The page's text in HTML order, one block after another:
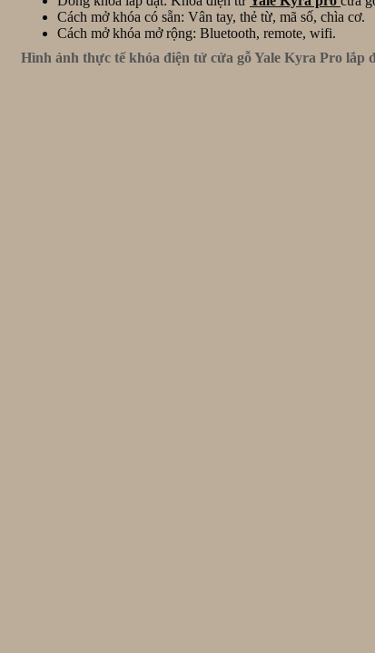
Cách mở khóa có sẵn: Vân tay, thẻ từ, mã số, chìa cơ.
Cách mở khóa mở rộng: Bluetooth, remote, wifi.
Hình ảnh thực tế khóa điện tử cửa gỗ Yale Kyra Pro lắp